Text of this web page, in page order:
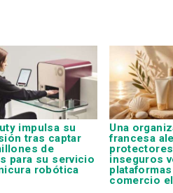
impulsa su
tras captar
de
para su servicio
robótica
Una
francesa
inseguros
comercio